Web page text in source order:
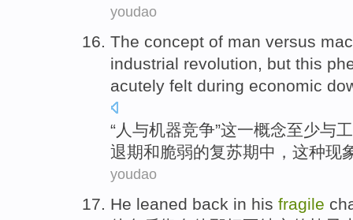
youdao
The concept of man versus
industrial revolution, but this
acutely felt during economic
“人 与机器竞争”这一概念至少与
退期和脆弱的复苏期中 ， 这种现
youdao
He leaned back in his fragile